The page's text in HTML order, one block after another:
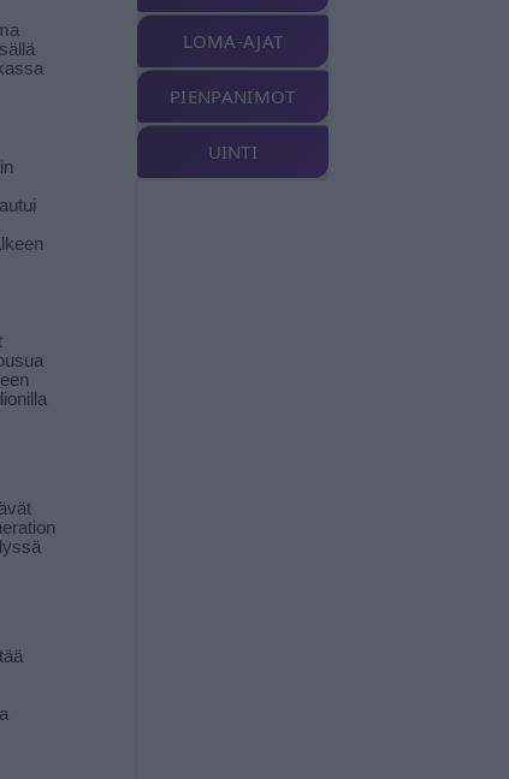
LOMA-AJAT
PIENPANIMOT
UINTI